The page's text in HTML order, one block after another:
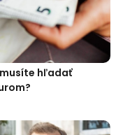
hľadať